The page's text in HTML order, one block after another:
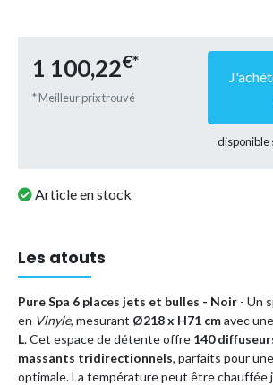
1 100,22€*
* Meilleur prix trouvé
disponible
Article en stock
Les atouts
Pure Spa 6 places jets et bulles - Noir - Un
en Vinyle, mesurant Ø218 x H71 cmavec
L. Cet espace de détente offre 140
massants tridirectionnels, parfaits pour
optimale. La température peut être chauffée